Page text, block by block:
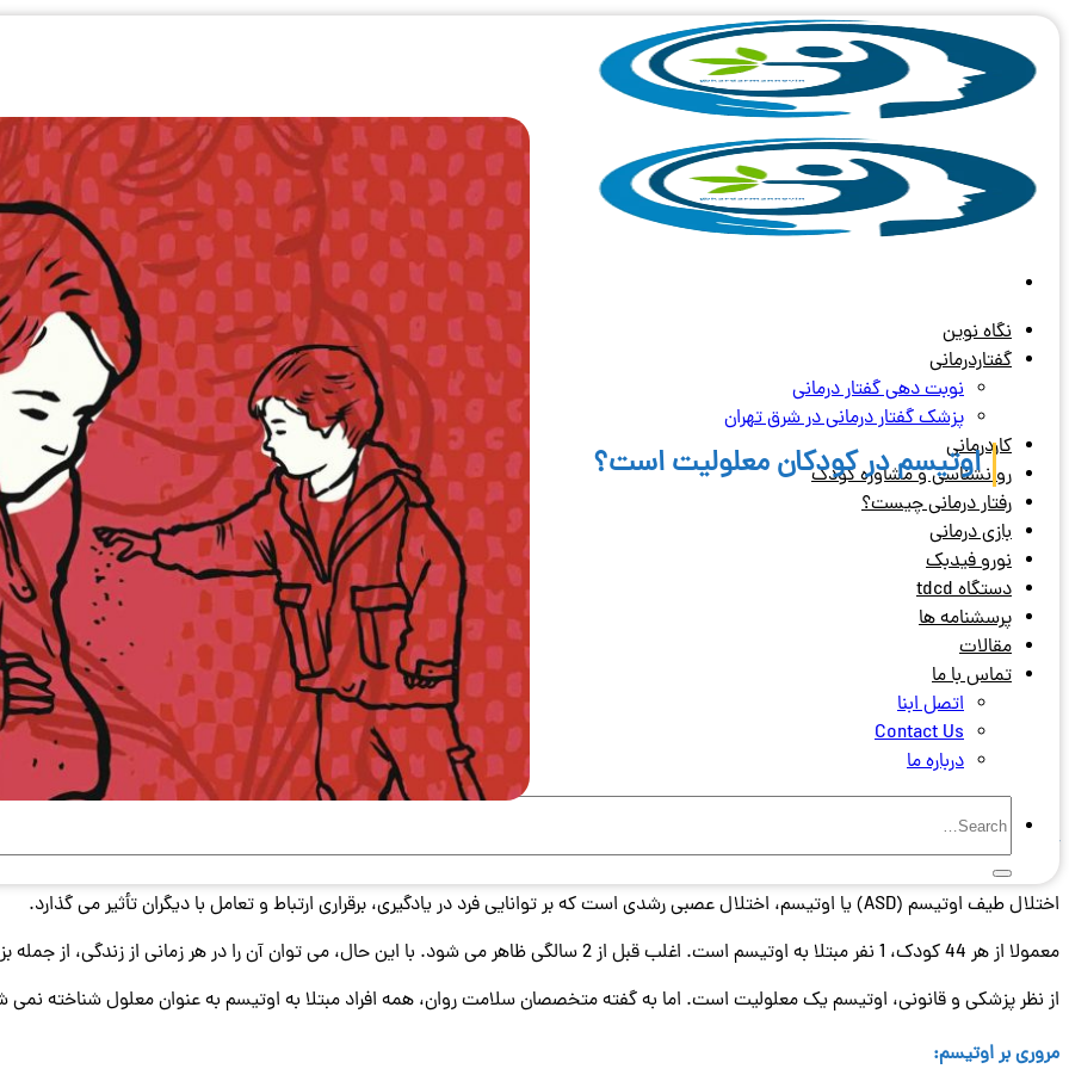
Skip
content
نگاه نوین
گفتاردرمانی
نوبت دهی گفتار درمانی
پزشک گفتار درمانی در شرق تهران
کاردرمانی
روانشناسی و مشاوره کودک
رفتار درمانی چیست؟
بازی درمانی
نورو فیدبک
دستگاه tdcd
پرسشنامه ها
مقالات
تماس با ما
اتصل ابنا
Contact Us
درباره ما
اوتیسم در کودکان معلولیت است؟
آیا اوتیسم در کودکان یک معلولیت محسوب می شود؟
اختلال طیف اوتیسم (ASD) یا اوتیسم، اختلال عصبی رشدی است که بر توانایی فرد در یادگیری، برقراری ارتباط و تعامل با دیگران تأثیر می گذارد.
معمولا از هر 44 کودک، 1 نفر مبتلا به اوتیسم است. اغلب قبل از 2 سالگی ظاهر می شود. با این حال، می توان آن را در هر زمانی از زندگی، از جمله بزرگسالی، تشخیص داد.
از نظر پزشکی و قانونی، اوتیسم یک معلولیت است. اما به گفته متخصصان سلامت روان، همه افراد مبتلا به اوتیسم به عنوان معلول شناخته نمی
مروری بر اوتیسم: